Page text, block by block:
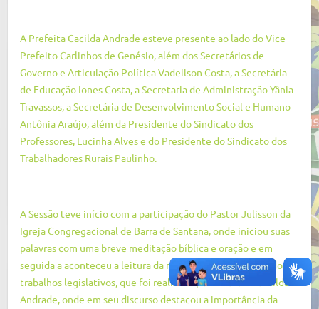
A Prefeita Cacilda Andrade esteve presente ao lado do Vice
Prefeito Carlinhos de Genésio, além dos Secretários de
Governo e Articulação Política Vadeilson Costa, a Secretária
de Educação Iones Costa, a Secretaria de Administração Yânia
Travassos, a Secretária de Desenvolvimento Social e Humano
Antônia Araújo, além da Presidente do Sindicato dos
Professores, Lucinha Alves e do Presidente do Sindicato dos
Trabalhadores Rurais Paulinho.
A Sessão teve início com a participação do Pastor Julisson da
Igreja Congregacional de Barra de Santana, onde iniciou suas
palavras com uma breve meditação bíblica e oração e em
seguida a aconteceu a leitura da mensagem de abertura dos
trabalhos legislativos, que foi realizada pela Prefeita Cacilda
Andrade, onde em seu discurso destacou a importância da